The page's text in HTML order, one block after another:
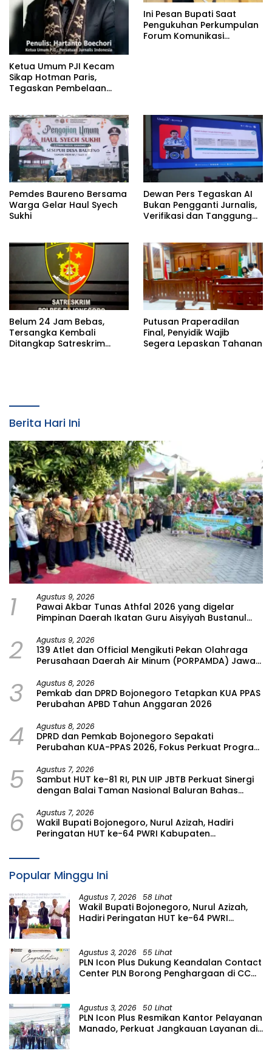
Ketua Umum PJI Kecam
Sikap Hotman Paris,
Tegaskan Pembelaan
Ini Pesan Bupati Saat
Pengukuhan Perkumpulan
Forum Komunikasi
Pemdes Baureno Bersama
Warga Gelar Haul Syech
Sukhi
Dewan Pers Tegaskan AI
Bukan Pengganti Jurnalis,
Verifikasi dan Tanggung
Belum 24 Jam Bebas,
Tersangka Kembali
Ditangkap Satreskrim
Putusan Praperadilan
Final, Penyidik Wajib
Segera Lepaskan Tahanan
Berita Hari Ini
1 Agustus 9, 2026
Pawai Akbar Tunas Athfal 2026 yang digelar
Pimpinan Daerah Ikatan Guru Aisyiyah Bustanul
2 Agustus 9, 2026
139 Atlet dan Official Mengikuti Pekan Olahraga
Perusahaan Daerah Air Minum (PORPAMDA) Jawa
3 Agustus 8, 2026
Pemkab dan DPRD Bojonegoro Tetapkan KUA PPAS
Perubahan APBD Tahun Anggaran 2026
4 Agustus 8, 2026
DPRD dan Pemkab Bojonegoro Sepakati
Perubahan KUA-PPAS 2026, Fokus Perkuat Program
5 Agustus 7, 2026
Sambut HUT ke-81 RI, PLN UIP JBTB Perkuat Sinergi
dengan Balai Taman Nasional Baluran Bahas
Watudodol/Kalipuro
6 Agustus 7, 2026
Wakil Bupati Bojonegoro, Nurul Azizah, Hadiri
Peringatan HUT ke-64 PWRI Kabupaten
Popular Minggu Ini
Agustus 7, 2026 58 Lihat
Wakil Bupati Bojonegoro, Nurul Azizah,
Hadiri Peringatan HUT ke-64 PWRI
Agustus 3, 2026 55 Lihat
PLN Icon Plus Dukung Keandalan Contact
Center PLN Borong Penghargaan di CCW
Agustus 3, 2026 50 Lihat
PLN Icon Plus Resmikan Kantor Pelayanan
Manado, Perkuat Jangkauan Layanan di